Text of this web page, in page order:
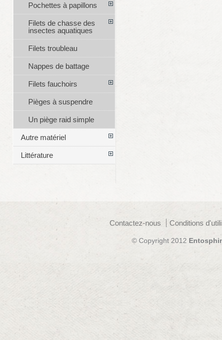
Pochettes à papillons
Filets de chasse des
insectes aquatiques
Filets troubleau
Nappes de battage
Filets fauchoirs
Pièges à suspendre
Un piège raid simple
Autre matériel
Littérature
Contactez-nous Conditions
© Copyright 2012